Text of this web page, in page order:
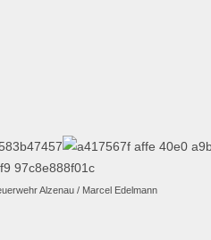
Alzenau / Marcel Edelmann